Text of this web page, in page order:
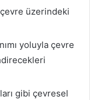
üzerindeki
yoluyla çevre
gibi çevresel